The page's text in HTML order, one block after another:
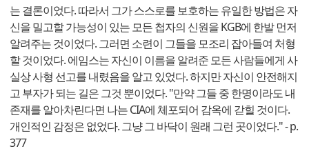
는 결론이었다. 따라서 그가 스스로를 보호하는 유일한 방법은 자
신을 밀고할 가능성이 있는 모든 첩자의 신원을 KGB에 한발 먼저
알려주는 것이었다. 그러면 소련이 그들을 모조리 잡아들여 처형
할 것이었다. 에임스는 자신이 이름을 알려준 모든 사람들에게 사
실상 사형 선고를 내렸음을 알고 있었다. 하지만 자신이 안전해지
고 부자가 되는 길은 그것 뿐이었다. "만약 그들 중 한명이라도 내
존재를 알아차린다면 나는 CIA에 체포되어 감옥에 갇힐 것이다.
개인적인 감정은 없었다. 그냥 그 바닥이 원래 그런 곳이었다." - p.
377